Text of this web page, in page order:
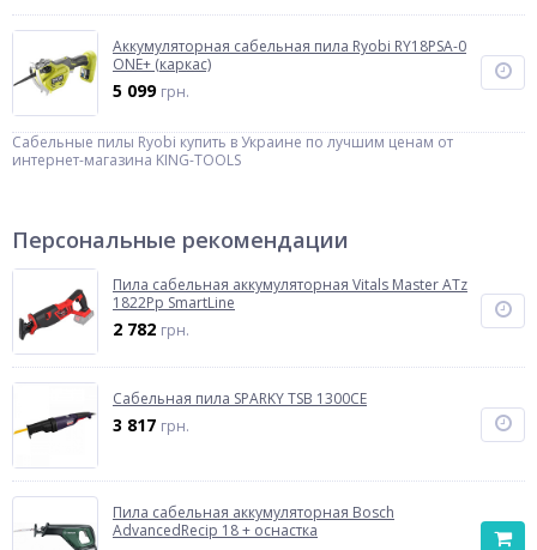
Аккумуляторная сабельная пила Ryobi RY18PSA-0
ONE+ (каркас)
5 099 грн.
Сабельные пилы Ryobi купить в Украине по лучшим ценам от
интернет-магазина KING-TOOLS
Персональные рекомендации
Пила сабельная аккумуляторная Vitals Master ATz
1822Pp SmartLine
2 782 грн.
Сабельная пила SPARKY TSB 1300CE
3 817 грн.
Пила сабельная аккумуляторная Bosch
AdvancedRecip 18 + оснастка